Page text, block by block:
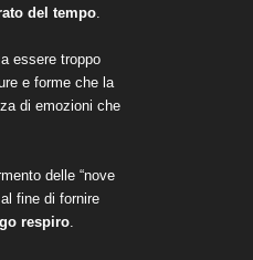
del tempo.
essere troppo
e forme che la
di emozioni che
delle “nove
fine di fornire
respiro.